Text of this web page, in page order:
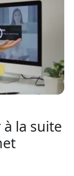
la suite